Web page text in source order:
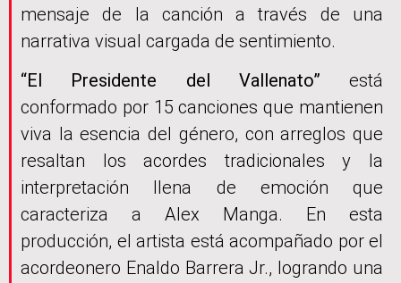
mensaje de la canción a través de una
narrativa visual cargada de sentimiento.
“El Presidente del Vallenato” está
conformado por 15 canciones que mantienen
viva la esencia del género, con arreglos que
resaltan los acordes tradicionales y la
interpretación llena de emoción que
caracteriza a Alex Manga. En esta
producción, el artista está acompañado por el
acordeonero Enaldo Barrera Jr., logrando una